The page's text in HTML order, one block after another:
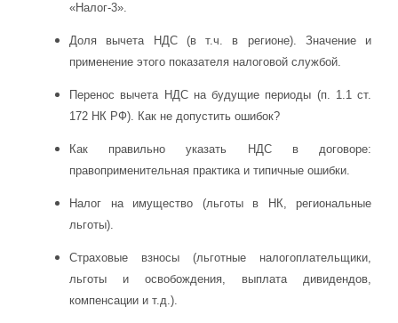
«Налог-3».
Доля вычета НДС (в т.ч. в регионе). Значение и
применение этого показателя налоговой службой.
Перенос вычета НДС на будущие периоды (п. 1.1 ст.
172 НК РФ). Как не допустить ошибок?
Как правильно указать НДС в договоре:
правоприменительная практика и типичные ошибки.
Налог на имущество (льготы в НК, региональные
льготы).
Страховые взносы (льготные налогоплательщики,
льготы и освобождения, выплата дивидендов,
компенсации и т.д.).